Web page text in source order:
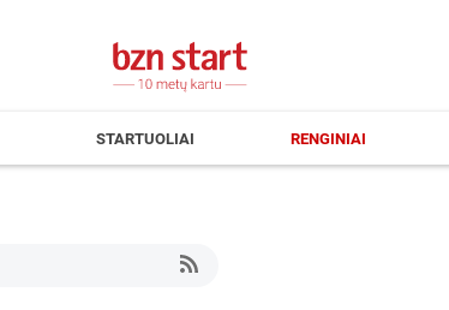
STARTUOLIAI RENGINIAI